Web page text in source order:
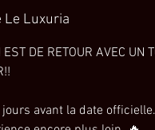
Le Luxuria
DE RETOUR AVEC UN
jours avant la date